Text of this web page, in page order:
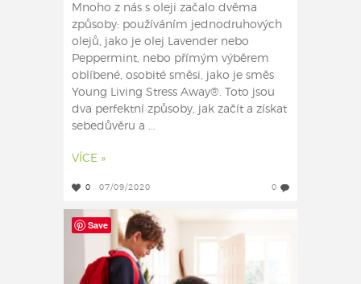
Mnoho z nás s oleji začalo dvěma
způsoby: používáním jednodruhových
olejů, jako je olej Lavender nebo
Peppermint, nebo přímým výběrem
oblíbené, osobité směsi, jako je směs
Young Living Stress Away®. Toto jsou
dva perfektní způsoby, jak začít a získat
sebedůvěru a ...
VÍCE »
0 07/09/2020 0
Save